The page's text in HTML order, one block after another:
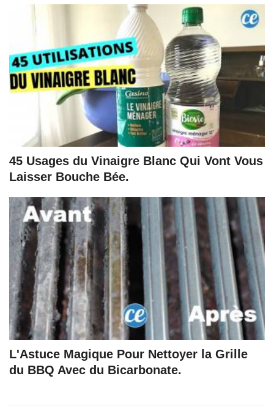
45 Usages du Vinaigre Blanc Qui Vont Vous
Laisser Bouche Bée.
L'Astuce Magique Pour Nettoyer la Grille
du BBQ Avec du Bicarbonate.